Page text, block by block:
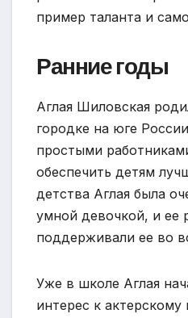
пример таланта и
Ранние годы
Аглая Шиловская
городке на юге
простыми
обеспечить детям
детства Аглая была
умной девочкой, и ее
поддерживали ее во
Уже в школе Аглая
интерес к актерскому